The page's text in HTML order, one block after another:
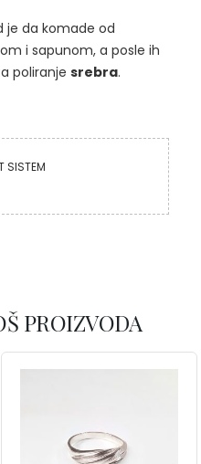
je da komade od
i sapunom, a posle ih
poliranje srebra.
SISTEM
PROIZVODA